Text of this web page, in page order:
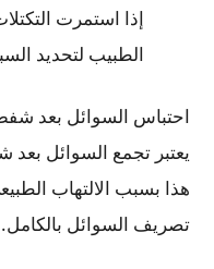
إذا استمرت
الطبيب لتحديد
احتباس السوائل بعد
يعتبر تجمع السوائل
هذا بسبب الالتهاب
تصريف السوائل